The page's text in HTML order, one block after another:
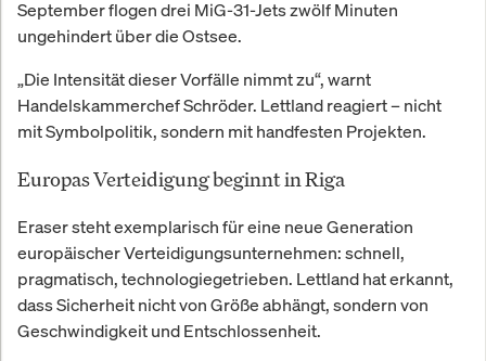
September flogen drei MiG-31-Jets zwölf Minuten
ungehindert über die Ostsee.
„Die Intensität dieser Vorfälle nimmt zu“, warnt
Handelskammerchef Schröder. Lettland reagiert – nicht
mit Symbolpolitik, sondern mit handfesten Projekten.
Europas Verteidigung beginnt in Riga
Eraser steht exemplarisch für eine neue Generation
europäischer Verteidigungsunternehmen: schnell,
pragmatisch, technologiegetrieben. Lettland hat erkannt,
dass Sicherheit nicht von Größe abhängt, sondern von
Geschwindigkeit und Entschlossenheit.